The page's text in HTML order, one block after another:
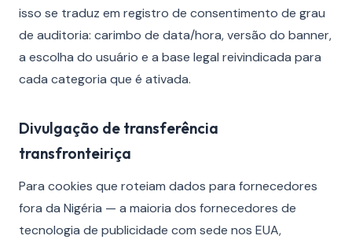
isso se traduz em registro de consentimento de grau
de auditoria: carimbo de data/hora, versão do banner,
a escolha do usuário e a base legal reivindicada para
cada categoria que é ativada.
Divulgação de transferência
transfronteiriça
Para cookies que roteiam dados para fornecedores
fora da Nigéria — a maioria dos fornecedores de
tecnologia de publicidade com sede nos EUA,